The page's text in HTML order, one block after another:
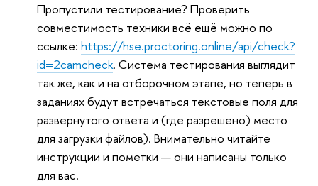
Пропустили тестирование? Проверить
совместимость техники всё ещё можно по
ссылке: https://hse.proctoring.online/api/check?
id=2camcheck. Система тестирования выглядит
так же, как и на отборочном этапе, но теперь в
заданиях будут встречаться текстовые поля для
развернутого ответа и (где разрешено) место
для загрузки файлов). Внимательно читайте
инструкции и пометки — они написаны только
для вас.